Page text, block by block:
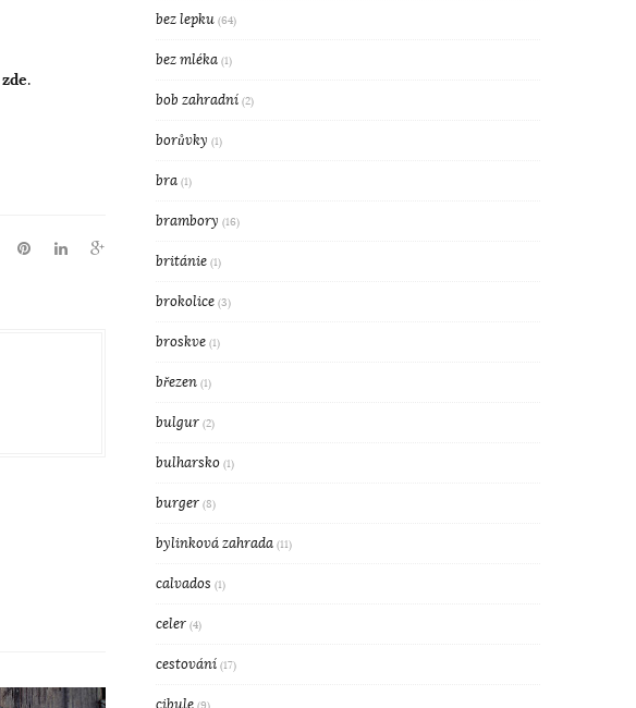
zde.
bez lepku (64)
bez mléka (1)
bob zahradní (2)
borůvky (1)
bra (1)
brambory (16)
británie (1)
brokolice (3)
broskve (1)
březen (1)
bulgur (2)
bulharsko (1)
burger (8)
bylinková zahrada (11)
calvados (1)
celer (4)
cestování (17)
cibule (9)